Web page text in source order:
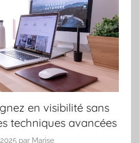
en visibilité sans
techniques avancées
par Marise